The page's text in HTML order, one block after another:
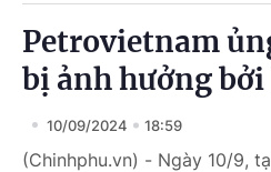
Petrovietnam
bị ảnh hưởng bởi
10/09/2024 18:59
(Chinhphu.vn) - Ngày 10/9,